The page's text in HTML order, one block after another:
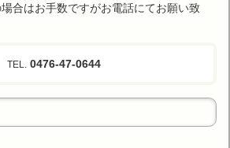
合はお手数ですがお電話にてお願い致
TEL. 0476-47-0644